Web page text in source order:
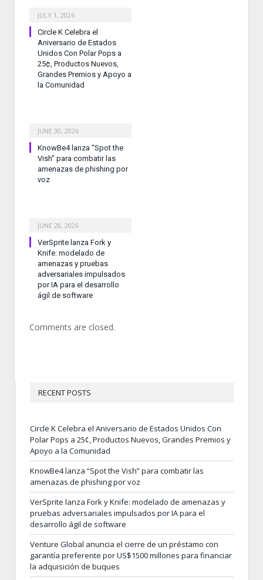
JULY 1, 2026
Circle K Celebra el
Aniversario de Estados
Unidos Con Polar Pops a
25¢, Productos Nuevos,
Grandes Premios y Apoyo a
la Comunidad
JUNE 30, 2026
KnowBe4 lanza “Spot the
Vish” para combatir las
amenazas de phishing por
voz
JUNE 28, 2026
VerSprite lanza Fork y
Knife: modelado de
amenazas y pruebas
adversariales impulsados
por IA para el desarrollo
ágil de software
Comments are closed.
RECENT POSTS
Circle K Celebra el Aniversario de Estados Unidos Con
Polar Pops a 25¢, Productos Nuevos, Grandes Premios y
Apoyo a la Comunidad
KnowBe4 lanza “Spot the Vish” para combatir las
amenazas de phishing por voz
VerSprite lanza Fork y Knife: modelado de amenazas y
pruebas adversariales impulsados por IA para el
desarrollo ágil de software
Venture Global anuncia el cierre de un préstamo con
garantía preferente por US$1500 millones para financiar
la adquisición de buques